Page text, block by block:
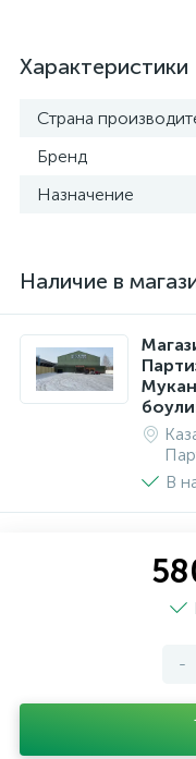
Характеристики
Страна
Бренд
Назначение
Наличие в
В
-